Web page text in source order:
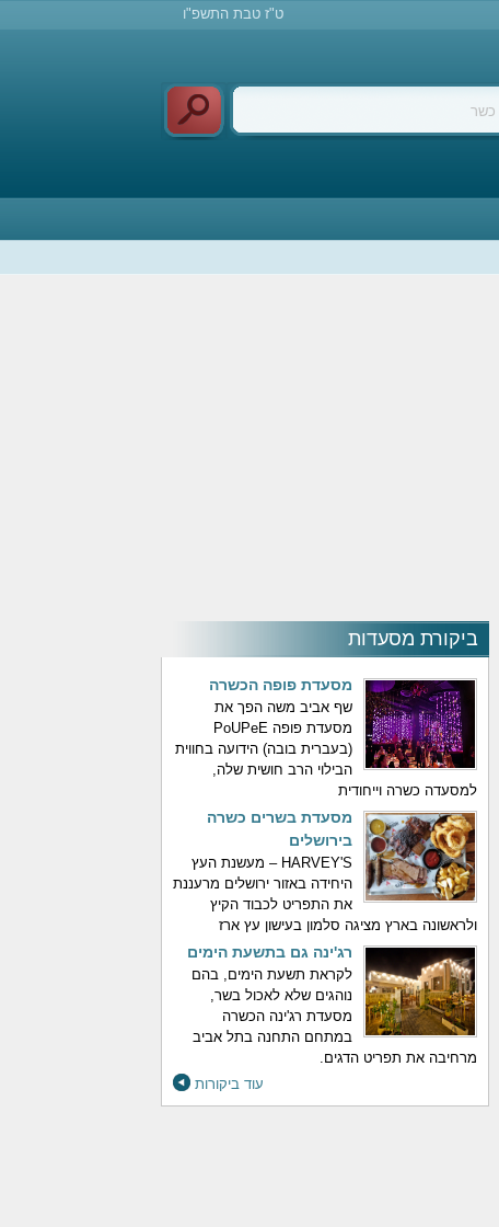
ט"ז טבת התשפ"ו
ביקורת מסעדות
מסעדת פופה הכשרה
שף אביב משה הפך את
מסעדת פופה PoUPeE
(בעברית בובה) הידועה בחווית
הבילוי הרב חושית שלה,
למסעדה כשרה וייחודית
מסעדת בשרים כשרה
בירושלים
HARVEY'S – מעשנת העץ
היחידה באזור ירושלים מרעננת
את התפריט לכבוד הקיץ
ולראשונה בארץ מציגה סלמון בעישון עץ ארז
רג'ינה גם בתשעת הימים
לקראת תשעת הימים, בהם
נוהגים שלא לאכול בשר,
מסעדת רג'ינה הכשרה
במתחם התחנה בתל אביב
מרחיבה את תפריט הדגים.
עוד ביקורות